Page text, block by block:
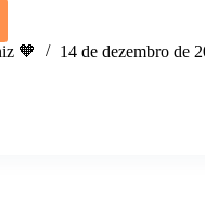
🧡 14 de dezembro de